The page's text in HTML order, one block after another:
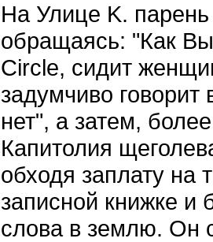
На Улице K. парень
обращаясь: "Как
Circle, сидит
задумчиво
нет", а затем,
Капитолия
обходя заплату на
записной книжке и
слова в землю. Он